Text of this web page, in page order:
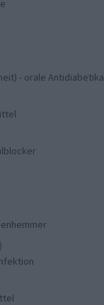
- orale Antidiabetika